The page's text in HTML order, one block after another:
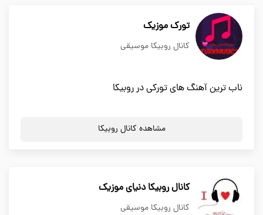
تورک موزیک
کانال روبیکا موسیقی
ناب ترین آهنگ های تورکی در روبیکا
مشاهده کانال روبیکا
کانال روبیکا دنیای موزیک
کانال روبیکا موسیقی